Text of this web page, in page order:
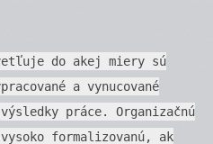
do akej miery sú
a vynucované
práce. Organizačnú
formalizovanú, ak